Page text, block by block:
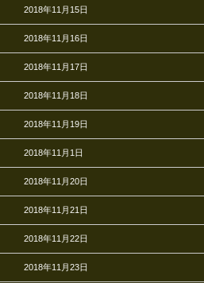
2018年11月15日
2018年11月16日
2018年11月17日
2018年11月18日
2018年11月19日
2018年11月1日
2018年11月20日
2018年11月21日
2018年11月22日
2018年11月23日